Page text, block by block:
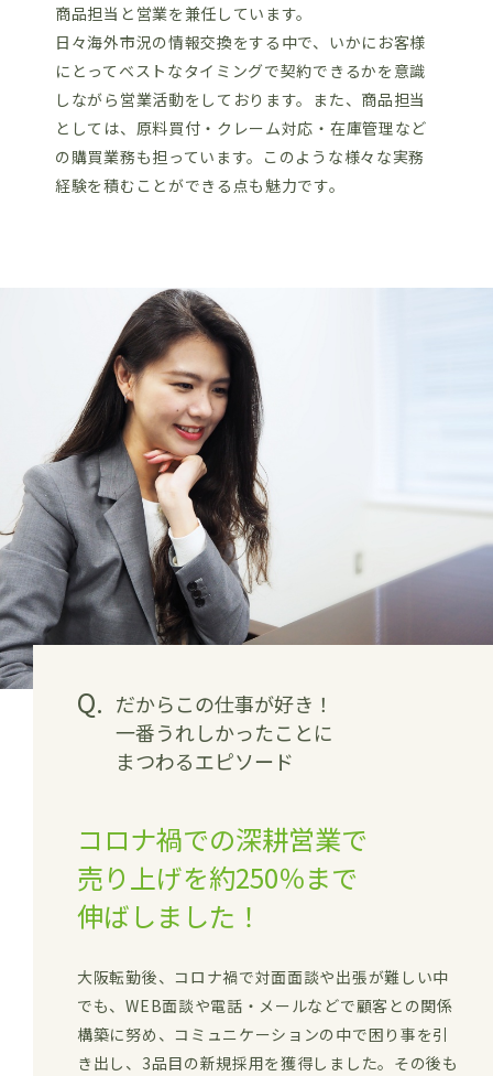
商品担当と営業を兼任しています。
日々海外市況の情報交換をする中で、いかにお客様
にとってベストなタイミングで契約できるかを意識
しながら営業活動をしております。また、商品担当
としては、原料買付・クレーム対応・在庫管理など
の購買業務も担っています。このような様々な実務
経験を積むことができる点も魅力です。
Q. だからこの仕事が好き！
一番うれしかったことに
まつわるエピソード
コロナ禍での深耕営業で
売り上げを約250％まで
伸ばしました！
大阪転勤後、コロナ禍で対面面談や出張が難しい中
でも、WEB面談や電話・メールなどで顧客との関係
構築に努め、コミュニケーションの中で困り事を引
き出し、3品目の新規採用を獲得しました。その後も